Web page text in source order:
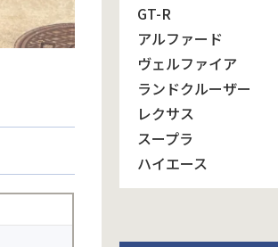
GT-R
アルファード
ヴェルファイア
ランドクルーザー
レクサス
スープラ
ハイエース